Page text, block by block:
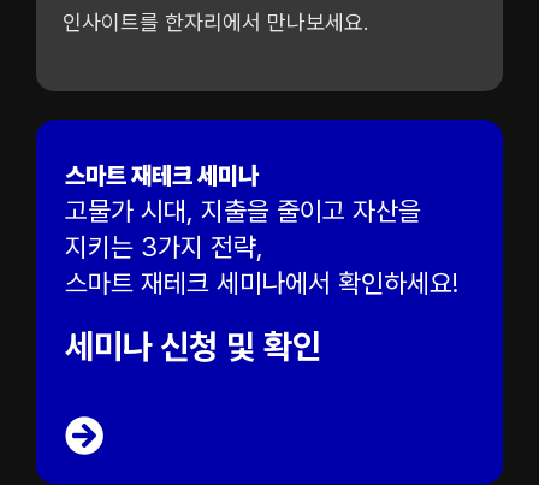
인사이트를 한자리에서 만나보세요.
스마트 재테크 세미나
고물가 시대, 지출을 줄이고 자산을
지키는 3가지 전략,
스마트 재테크 세미나에서 확인하세요!
세미나 신청 및 확인